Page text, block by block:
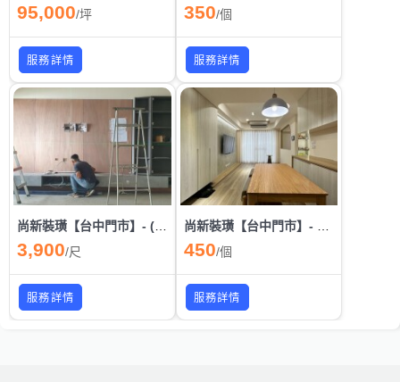
95,000/坪
服務詳情
350/個
服務詳情
尚新裝璜【台中門市】- (電視櫃)系統櫃設計/安裝
3,900/尺
服務詳情
尚新裝璜【台中門市】- LED燈具安裝(保固一年)/崁燈/吸頂燈/軌道燈
450/個
服務詳情